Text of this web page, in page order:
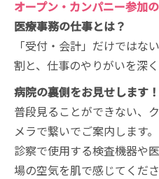
オープン・カンパニー参加
医療事務の仕事とは？
「受付・会計」だけではな
割と、仕事のやりがいを深く
病院の裏側をお見せします！
普段見ることができない、
メラで繋いでご案内します。
診察で使用する検査機器や
場の空気を肌で感じてくださ